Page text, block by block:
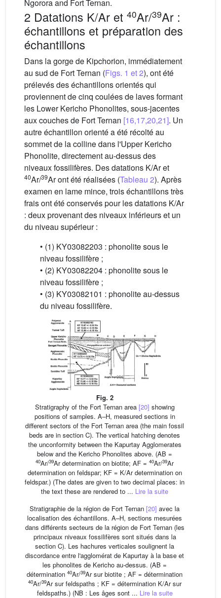
Ngorora and Fort Ternan.
2 Datations K/Ar et 40Ar/39Ar :
échantillons et préparation des
échantillons
Dans la gorge de Kipchorion, immédiatement
au sud de Fort Ternan (Figs. 1 et 2), ont été
prélevés des échantillons orientés qui
proviennent de cinq coulées de laves formant
les Lower Kericho Phonolites, sous-jacentes
aux couches de Fort Ternan [16,17,20,21]. Un
autre échantillon orienté a été récolté au
sommet de la colline dans l'Upper Kericho
Phonolite, directement au-dessus des
niveaux fossilifères. Des datations K/Ar et
40Ar/39Ar ont été réalisées (Tableau 2). Après
examen en lame mince, trois échantillons très
frais ont été conservés pour les datations K/Ar
: deux provenant des niveaux inférieurs et un
du niveau supérieur :
• (1) KY03082203 : phonolite sous le
niveau fossilifère ;
• (2) KY03082204 : phonolite sous le
niveau fossilifère ;
• (3) KY03082101 : phonolite au-dessus
du niveau fossilifère.
Fig. 2
Stratigraphy of the Fort Ternan area [20] showing
positions of samples. A–H, measured sections in
different sectors of the Fort Ternan area (the main fossil
beds are in section C). The vertical hatching denotes
the unconformity between the Kapurtay Agglomerates
below and the Kericho Phonolites above. (AB =
40Ar/39Ar determination on biotite; AF = 40Ar/39Ar
determination on feldspar; KF = K/Ar determination on
feldspar.) (The dates are given to two decimal places: in
the text these are rendered to ... Lire la suite
Stratigraphie de la région de Fort Ternan [20] avec la
localisation des échantillons. A–H, sections mesurées
dans différents secteurs de la région de Fort Ternan (les
principaux niveaux fossilifères sont situés dans la
section C). Les hachures verticales soulignent la
discordance entre l'agglomérat de Kapurtay à la base et
les phonolites de Kericho au-dessus. (AB =
détermination 40Ar/39Ar sur biotite ; AF = détermination
40Ar/39Ar sur feldspaths ; KF = détermination K/Ar sur
feldspaths.) (NB : Les âges sont ... Lire la suite